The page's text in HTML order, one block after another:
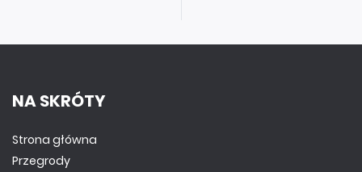
NA SKRÓTY
Strona główna
Przegrody